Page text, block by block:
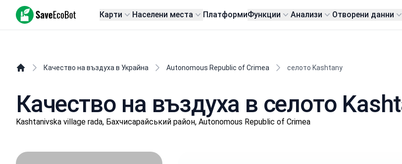
SaveEcoBot Карти Населени места ПлатформиФункции Анализи Отворени данни
Качество на въздуха в Украйна Autonomous Republic of Crimea селото Kashtany
Качество на въздуха в селото
Kashtanivska village rada, Бахчисарайський район, Autonomous Republic of Crimea